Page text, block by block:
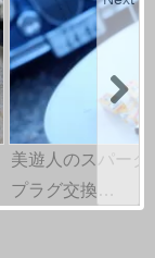
美遊人のスパーク
プラグ交換…